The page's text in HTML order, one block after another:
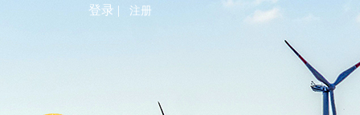
登录 | 注册